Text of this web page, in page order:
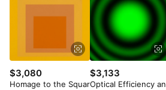
$3,080
Homage to the Squar
$3,133
Optical Efficiency an